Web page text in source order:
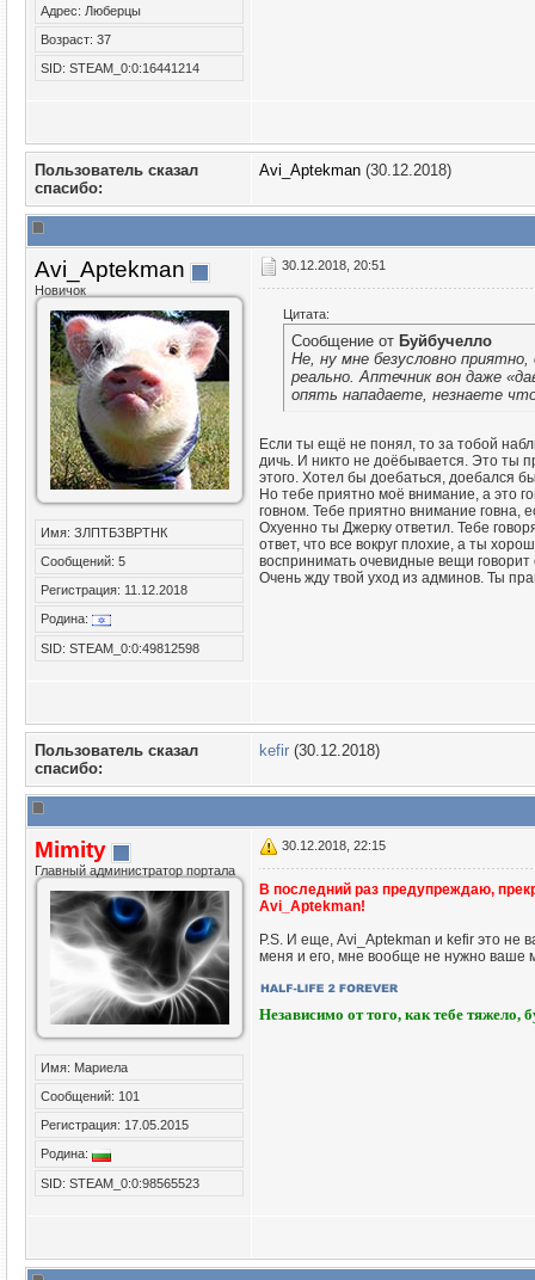
Адрес: Люберцы
Возраст: 37
SID: STEAM_0:0:16441214
Пользователь сказал
cпасибо:
Avi_Aptekman (30.12.2018)
Avi_Aptekman
Новичок
Имя: ЗЛПТБЗВРТНК
Сообщений: 5
Регистрация: 11.12.2018
Родина:
SID: STEAM_0:0:49812598
30.12.2018, 20:51
Цитата:
Сообщение от Буйбучелло
Не, ну мне безусловно
реально. Аптечник вон даже
опять нападаете, незнаете
Если ты ещё не понял, то за тобой
дичь. И никто не доёбывается. Это ты
этого. Хотел бы доебаться, доебался
Но тебе приятно моё внимание, а это
говном. Тебе приятно внимание говна,
Охуенно ты Джерку ответил. Тебе
ответ, что все вокруг плохие, а ты
воспринимать очевидные вещи говорит
Очень жду твой уход из админов. Ты
Пользователь сказал
cпасибо:
kefir (30.12.2018)
Mimity
Главный администратор портала
Имя: Мариела
Сообщений: 101
Регистрация: 17.05.2015
Родина:
SID: STEAM_0:0:98565523
30.12.2018, 22:15
В последний раз предупреждаю,
Avi_Aptekman!
P.S. И еще, Avi_Aptekman и kefir это не
меня и его, мне вообще не нужно ваше
Независимо от того, как тебе тяжело,